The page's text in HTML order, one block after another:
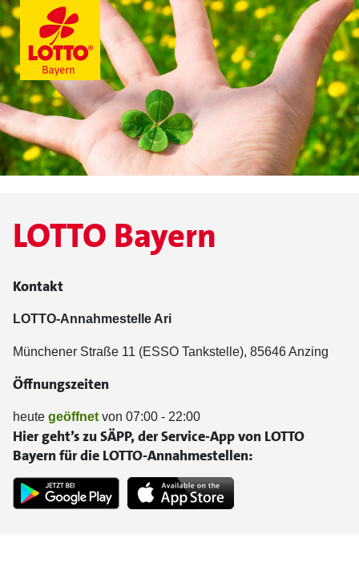
LOTTO Bayern
Kontakt
LOTTO-Annahmestelle Ari
Münchener Straße 11 (ESSO Tankstelle), 85646 Anzing
Öffnungszeiten
heute geöffnet von 07:00 - 22:00
Hier geht’s zu SÄPP, der Service-App von LOTTO
Bayern für die LOTTO-Annahmestellen: